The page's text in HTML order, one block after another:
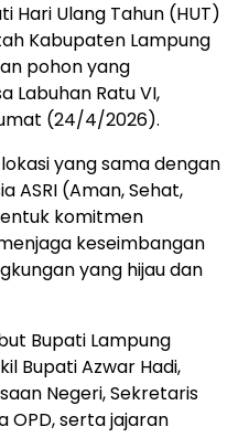
Hari Ulang Tahun (HUT)
Kabupaten Lampung
pohon yang
Labuhan Ratu VI,
(24/4/2026).
yang sama dengan
ASRI (Aman, Sehat,
komitmen
keseimbangan
yang hijau dan
Bupati Lampung
Bupati Azwar Hadi,
Negeri, Sekretaris
OPD, serta jajaran